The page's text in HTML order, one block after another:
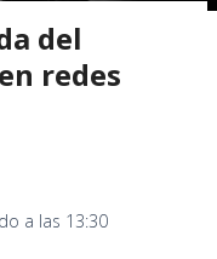
del
redes
a las 13:30